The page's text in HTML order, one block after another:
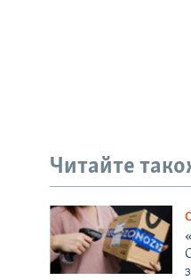
Читайте